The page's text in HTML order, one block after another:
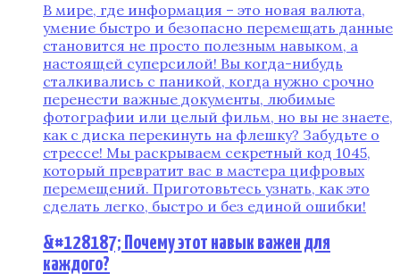
В мире, где информация – это новая валюта,
умение быстро и безопасно перемещать данные
становится не просто полезным навыком, а
настоящей суперсилой! Вы когда-нибудь
сталкивались с паникой, когда нужно срочно
перенести важные документы, любимые
фотографии или целый фильм, но вы не знаете,
как с диска перекинуть на флешку? Забудьте о
стрессе! Мы раскрываем секретный код 1045,
который превратит вас в мастера цифровых
перемещений. Приготовьтесь узнать, как это
сделать легко, быстро и без единой ошибки!
&#128187; Почему этот навык важен для
каждого?